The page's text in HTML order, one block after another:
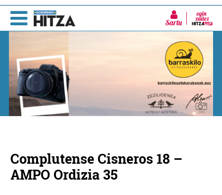
Sartu
Complutense Cisneros 18 –
AMPO Ordizia 35